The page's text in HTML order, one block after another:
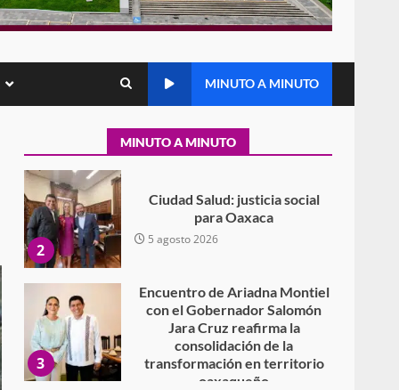
MINUTO A MINUTO
MINUTO A MINUTO
7
26 junio 2026
Exhorta Poder Legislativo al
IEEPO y al Iocied a realizar una
instalaciones de la Escuela
Secundaria General Moisés
5 agosto 2026
2
Ciudad Salud: justicia social
para Oaxaca
5 agosto 2026
3
Encuentro de Ariadna Montiel
con el Gobernador Salomón
Jara Cruz reafirma la
consolidación de la
transformación en territorio
oaxaqueño